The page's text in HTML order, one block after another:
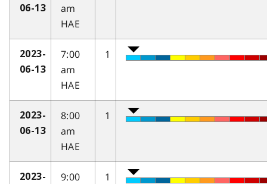
06-13
am
HAE
2023-
06-13
7:00
am
HAE
1
2023-
06-13
8:00
am
HAE
1
2023-
9:00
1